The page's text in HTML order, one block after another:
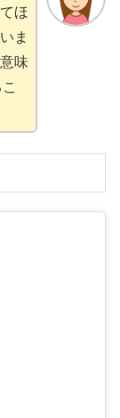
ほ
ま
味